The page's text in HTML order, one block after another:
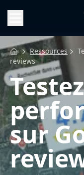
Ressources
reviews
sur